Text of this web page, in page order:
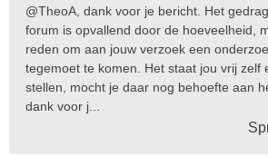
@TheoA, dank voor je bericht. Het
forum is opvallend door de hoeveelheid,
reden om aan jouw verzoek een
tegemoet te komen. Het staat jou vrij zelf
stellen, mocht je daar nog behoefte aan
dank voor j...